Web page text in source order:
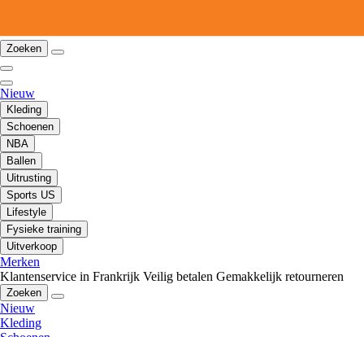
Zoeken
Nieuw
Kleding
Schoenen
NBA
Ballen
Uitrusting
Sports US
Lifestyle
Fysieke training
Uitverkoop
Merken
Klantenservice in Frankrijk Veilig betalen Gemakkelijk retourneren
Zoeken
Nieuw
Kleding